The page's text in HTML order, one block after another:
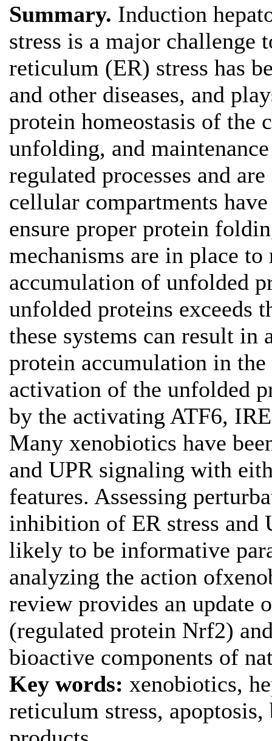
Summary. Induction
stress is a major challenge
reticulum (ER) stress has
and other diseases, and
protein homeostasis of the
unfolding, and
regulated processes and
cellular compartments
ensure proper protein
mechanisms are in place to
accumulation of unfolded
unfolded proteins exceeds
these systems can result in
protein accumulation in
activation of the unfolded
by the activating ATF6,
Many xenobiotics have
and UPR signaling with
features. Assessing
inhibition of ER stress and
likely to be informative
analyzing the action
review provides an update
(regulated protein Nrf2)
bioactive components of
Key words: xenobiotics,
reticulum stress,